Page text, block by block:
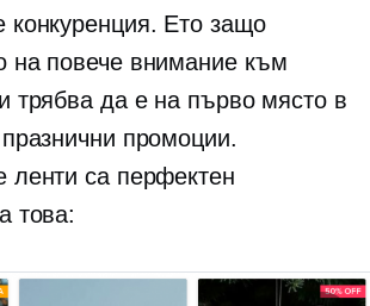
конкуренция. Ето защо
на повече внимание към
трябва да е на първо място в
промоции.
ленти са перфектен
това: